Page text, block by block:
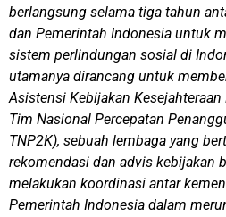
berlangsung selama tiga tahun
dan Pemerintah Indonesia untuk
sistem perlindungan sosial di
utamanya dirancang untuk
Asistensi Kebijakan
Tim Nasional Percepatan
TNP2K), sebuah lembaga yang
rekomendasi dan advis kebijakan
melakukan koordinasi antar
Pemerintah Indonesia dalam